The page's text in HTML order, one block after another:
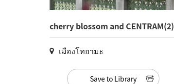
cherry blossom and CENTRAM(2)
เมืองโทยามะ
Save to Library